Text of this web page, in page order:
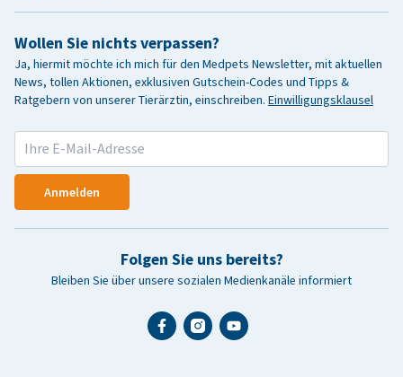
Wollen Sie nichts verpassen?
Ja, hiermit möchte ich mich für den Medpets Newsletter, mit aktuellen
News, tollen Aktionen, exklusiven Gutschein-Codes und Tipps &
Ratgebern von unserer Tierärztin, einschreiben. Einwilligungsklausel
Anmelden
Folgen Sie uns bereits?
Bleiben Sie über unsere sozialen Medienkanäle informiert